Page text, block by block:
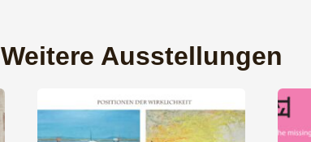
Weitere Ausstellungen